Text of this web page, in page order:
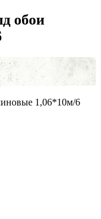
обои
1,06*10м/6